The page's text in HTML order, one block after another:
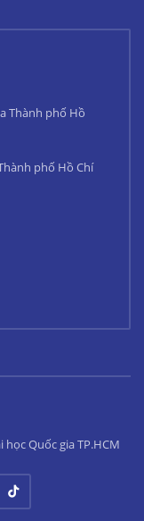
Thành phố Hồ
phố Hồ Chí
Quốc gia TP.HCM